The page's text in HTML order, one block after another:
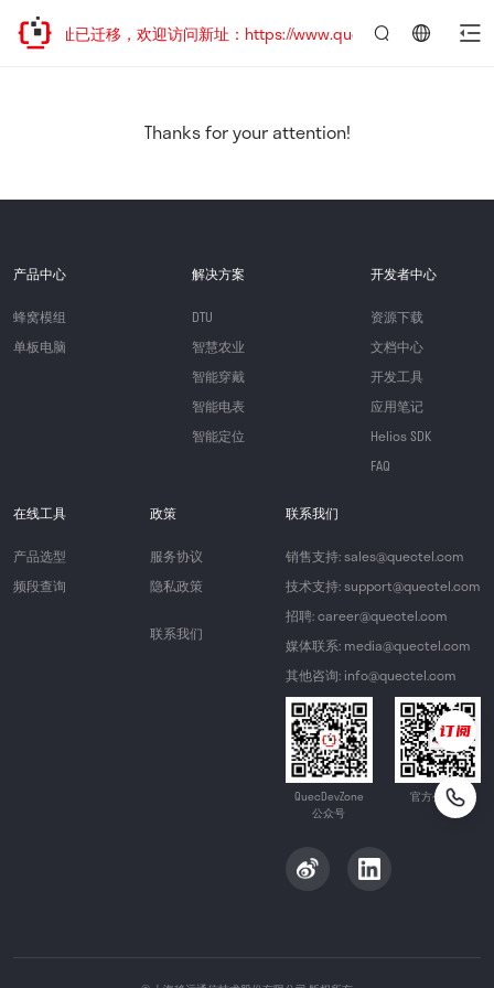
网站地址已迁移，欢迎访问新址：https://www.quectel.com.cn
Thanks for your attention!
产品中心
蜂窝模组
单板电脑
解决方案
DTU
智慧农业
智能穿戴
智能电表
智能定位
开发者中心
资源下载
文档中心
开发工具
应用笔记
Helios SDK
FAQ
在线工具
产品选型
频段查询
政策
服务协议
隐私政策
联系我们
联系我们
销售支持: sales@quectel.com
技术支持: support@quectel.com
招聘: career@quectel.com
媒体联系: media@quectel.com
其他咨询: info@quectel.com
QuecDevZone
公众号
官方公众号